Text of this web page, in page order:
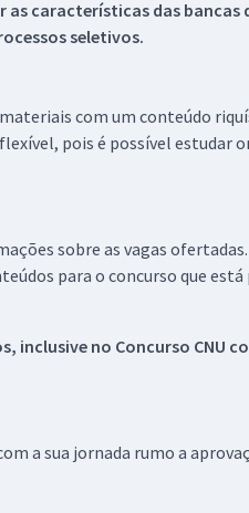
características das bancas
seletivos.
com um conteúdo
pois é possível estudar
sobre as vagas
para o concurso que está
inclusive no Concurso CNU
a sua jornada rumo a